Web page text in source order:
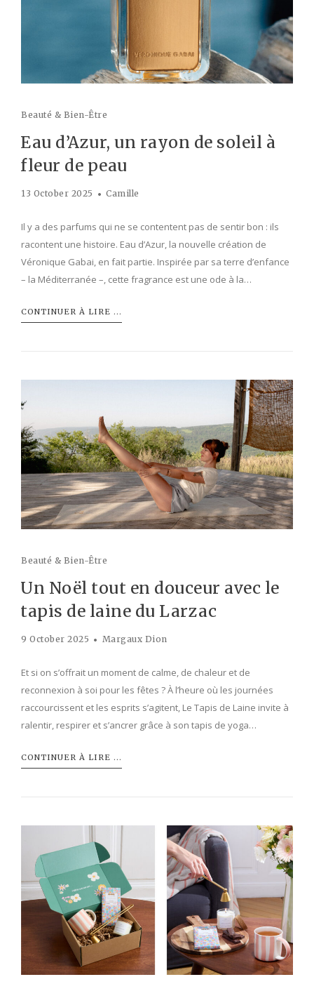
Beauté & Bien-Être
Eau d’Azur, un rayon de soleil à
fleur de peau
13 October 2025 Camille
Il y a des parfums qui ne se contentent pas de sentir bon : ils
racontent une histoire. Eau d’Azur, la nouvelle création de
Véronique Gabai, en fait partie. Inspirée par sa terre d’enfance
– la Méditerranée –, cette fragrance est une ode à la…
CONTINUER À LIRE ...
Beauté & Bien-Être
Un Noël tout en douceur avec le
tapis de laine du Larzac
9 October 2025 Margaux Dion
Et si on s’offrait un moment de calme, de chaleur et de
reconnexion à soi pour les fêtes ? À l’heure où les journées
raccourcissent et les esprits s’agitent, Le Tapis de Laine invite à
ralentir, respirer et s’ancrer grâce à son tapis de yoga…
CONTINUER À LIRE ...